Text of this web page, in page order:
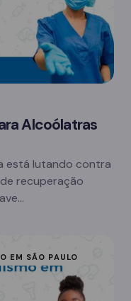
Alcoólatras
está lutando contra
recuperação
EM SÃO PAULO